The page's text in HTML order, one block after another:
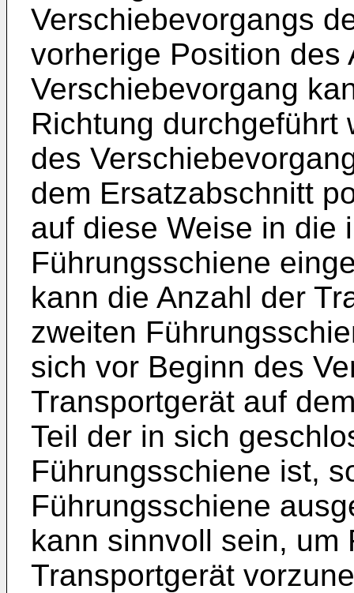
Verschiebevorgangs
vorherige Position des
Verschiebevorgang
Richtung durchgeführt
des
dem Ersatzabschnitt
auf diese Weise in die
Führungsschiene
kann die Anzahl der
zweiten
sich vor Beginn des
Transportgerät auf
Teil der in sich
Führungsschiene ist,
Führungsschiene
kann sinnvoll sein, um
Transportgerät